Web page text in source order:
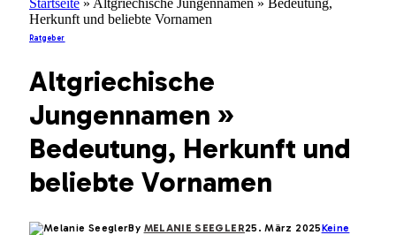
Herkunft und beliebte Vornamen
Ratgeber
Altgriechische
Jungennamen »
Bedeutung, Herkunft und
beliebte Vornamen
By MELANIE SEEGLER25. März 2025Keine